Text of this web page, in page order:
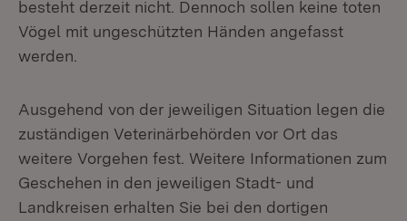
besteht derzeit nicht. Dennoch sollen keine toten
Vögel mit ungeschützten Händen angefasst
werden.
Ausgehend von der jeweiligen Situation legen die
zuständigen Veterinärbehörden vor Ort das
weitere Vorgehen fest. Weitere Informationen zum
Geschehen in den jeweiligen Stadt- und
Landkreisen erhalten Sie bei den dortigen